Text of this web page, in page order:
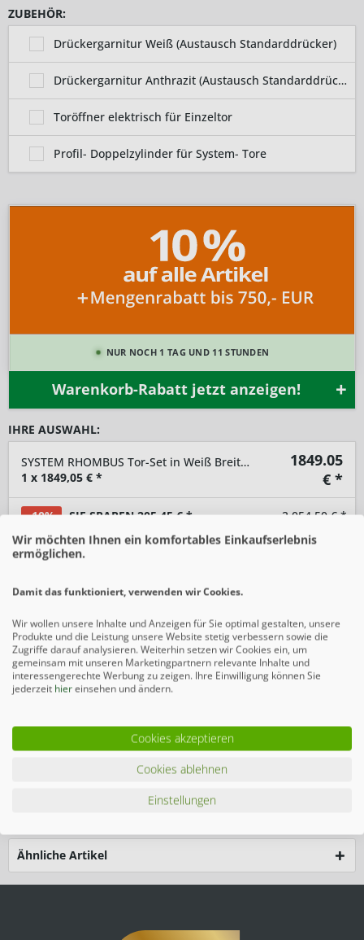
ZUBEHÖR:
Drückergarnitur Weiß (Austausch Standarddrücker)
Drückergarnitur Anthrazit (Austausch Standarddrücker)
Toröffner elektrisch für Einzeltor
Profil- Doppelzylinder für System- Tore
NUR NOCH 1 TAG UND 11 STUNDEN
Warenkorb-Rabatt jetzt anzeigen!
IHRE AUSWAHL:
SYSTEM RHOMBUS Tor-Set in Weiß Breite 1250mm Höhe 1800mm
1 x 1849,05 € *
1849.05
€ *
-10% SIE SPAREN 205,45 € * 2.054,50 € *
-
Preise inkl. gesetzlicher MwSt. zzgl. Versandkosten
Merken
Beschreibung
Das maßgefertigte SYSTEM RHOMBUS Tor-Set in Weiß mit
einer Breite von 1250 mm...mehr
Ähnliche Artikel
Wir möchten Ihnen ein komfortables Einkaufserlebnis
ermöglichen.
Damit das funktioniert, verwenden wir Cookies.
Wir wollen unsere Inhalte und Anzeigen für Sie optimal gestalten, unsere
Produkte und die Leistung unsere Website stetig verbessern sowie die
Zugriffe darauf analysieren. Weiterhin setzen wir Cookies ein, um
gemeinsam mit unseren Marketingpartnern relevante Inhalte und
interessengerechte Werbung zu zeigen. Ihre Einwilligung können Sie
jederzeit hiereinsehen und ändern.
Cookies akzeptieren
Cookies ablehnen
Einstellungen